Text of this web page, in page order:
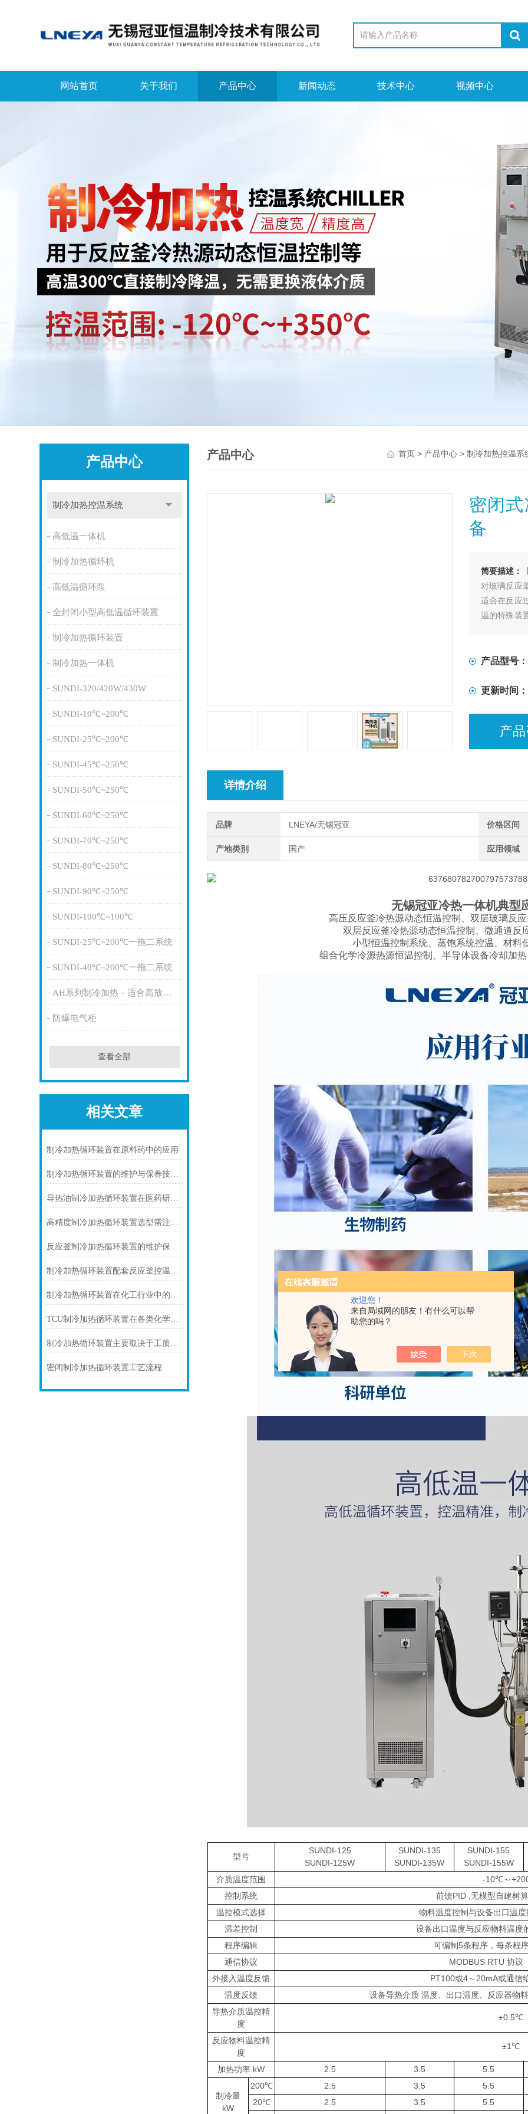
欢迎您！
来自局域网的朋友！有什么可以帮
助您的吗？
网站首页 关于我们 产品中心 新闻动态 技术中心 视频中心
产品中心
制冷加热控温系统
高低温一体机
制冷加热循环机
高低温循环泵
全封闭小型高低温循环装置
制冷加热循环装置
制冷加热一体机
SUNDI-320/420W/430W
SUNDI-10℃~200℃
SUNDI-25℃~200℃
SUNDI-45℃~250℃
SUNDI-50℃~250℃
SUNDI-60℃~250℃
SUNDI-70℃~250℃
SUNDI-80℃~250℃
SUNDI-90℃~250℃
SUNDI-100℃~100℃
SUNDI-25℃~200℃一拖二系统
SUNDI-40℃~200℃一拖二系统
AH系列制冷加热－适合高放热量
防爆电气柜
查看全部
相关文章
制冷加热循环装置在原料药中的应用
制冷加热循环装置的维护与保养技巧说明
导热油制冷加热循环装置在医药研发中的应用
高精度制冷加热循环装置选型需注意哪些
反应釜制冷加热循环装置的维护保养知识
制冷加热循环装置配套反应釜控温实现稳定反应
制冷加热循环装置在化工行业中的应用
TCU制冷加热循环装置在各类化学反应中的应用
制冷加热循环装置主要取决于工质的选择和装置的设计
密闭制冷加热循环装置工艺流程
产品中心 首页> 产品中心> 制冷加热控温系
密闭
备
简要描述：
对玻璃反应
适合在反应
温的特殊装
产品型号：
更新时间：
产
详情介绍
品牌 LNEYA/无锡冠亚 价格区间
产地类别 国产 应用领域
无锡冠亚冷热一体机典型
高压反应釜冷热源动态恒温控制、双层玻璃反
双层反应釜冷热源动态恒温控制、微通道反
小型恒温控制系统、蒸饱系统控温、材料
组合化学冷源热源恒温控制、半导体设备冷却加
型号
SUNDI-125
SUNDI-125W
SUNDI-135
SUNDI-135W
SUNDI-155
SUNDI-155W
介质温度范围
-10℃～
控制系统
前馈PID ,无模型自建树
温控模式选择
物料温度控制与设备出口温
温差控制
设备出口温度与反应物料温度
程序编辑
可编制5条程序，每条程
通信协议
MODBUS RTU 协议
外接入温度反馈
PT100或4～20mA或通信
温度反馈
设备导热介质 温度、出口温度、反应器物
导热介质温控精
度
±0.5℃
反应物料温控精
度
±1℃
加热功率 kW 2.5 3.5 5.5
制冷量
kW
200℃ 2.5 3.5
5.5
20℃
2.5 3.5 5.5